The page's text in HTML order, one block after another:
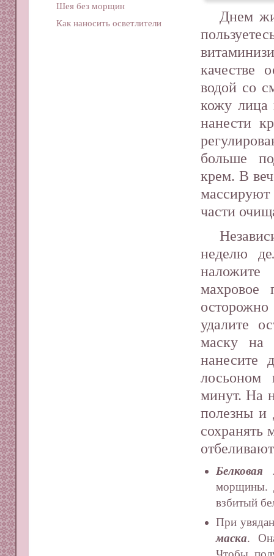
Днем
качестве
водой со
кожу лица
нанести
больше
крем. В
части
неделю
махровое
удалите
маску на
нанесите
минут. На
полезны и
сохранять
Белковая
морщины.
взбитый
При
маска.
Шея без морщин
Как наносить осветлители